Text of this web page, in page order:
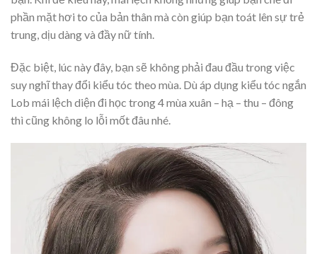
phần mặt hơi to của bản thân mà còn giúp bạn toát lên sự trẻ
trung, dịu dàng và đầy nữ tính.
Đặc biệt, lúc này đây, bạn sẽ không phải đau đầu trong việc
suy nghĩ thay đổi kiểu tóc theo mùa. Dù áp dụng kiểu tóc ngắn
Lob mái lệch diện đi học trong 4 mùa xuân – hạ – thu – đông
thì cũng không lo lỗi mốt đâu nhé.